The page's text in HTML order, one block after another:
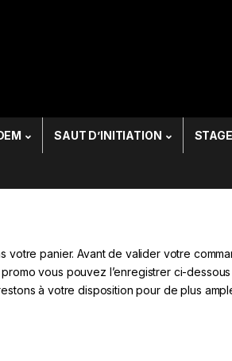
SAUT D’INITIATION
votre panier. Avant de valider votre
vous pouvez l’enregistrer ci-
à votre disposition pour de plus